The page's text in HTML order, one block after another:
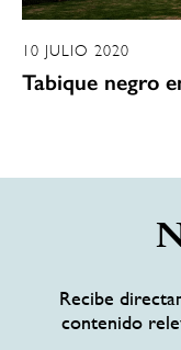
10 JULIO 2020
Tabique negro
Recibe
contenido